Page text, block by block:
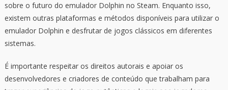
sobre o futuro do emulador Dolphin no Steam. Enquanto isso,
existem outras plataformas e métodos disponíveis para utilizar o
emulador Dolphin e desfrutar de jogos clássicos em diferentes
sistemas.
É importante respeitar os direitos autorais e apoiar os
desenvolvedores e criadores de conteúdo que trabalham para